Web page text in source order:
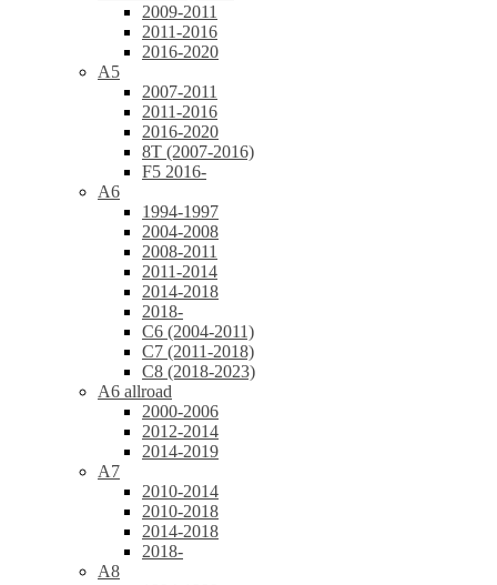
2009-2011
2011-2016
2016-2020
A5
2007-2011
2011-2016
2016-2020
8T (2007-2016)
F5 2016-
A6
1994-1997
2004-2008
2008-2011
2011-2014
2014-2018
2018-
C6 (2004-2011)
C7 (2011-2018)
C8 (2018-2023)
A6 allroad
2000-2006
2012-2014
2014-2019
A7
2010-2014
2010-2018
2014-2018
2018-
A8